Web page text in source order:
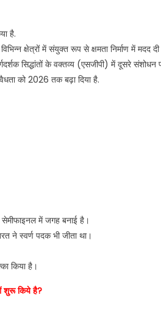
है.
क्षेत्रों में संयुक्त रूप से क्षमता निर्माण में मदद दी
सिद्धांतों के वक्तव्य (एसजीपी) में दूसरे संशोधन
को 2026 तक बढ़ा दिया है.
में जगह बनाई है।
ने स्वर्ण पदक भी जीता था।
किया है।
शुरू किये है?